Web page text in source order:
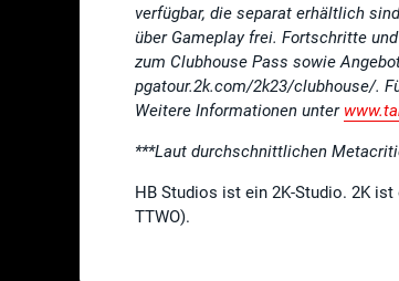
verfügbar, die separat erhältlich
über Gameplay frei. Fortschritte
zum Clubhouse Pass sowie
pgatour.2k.com/2k23/clubhouse/.
Weitere Informationen unter
***Laut durchschnittlichen
HB Studios ist ein 2K-Studio. 2K
TTWO).